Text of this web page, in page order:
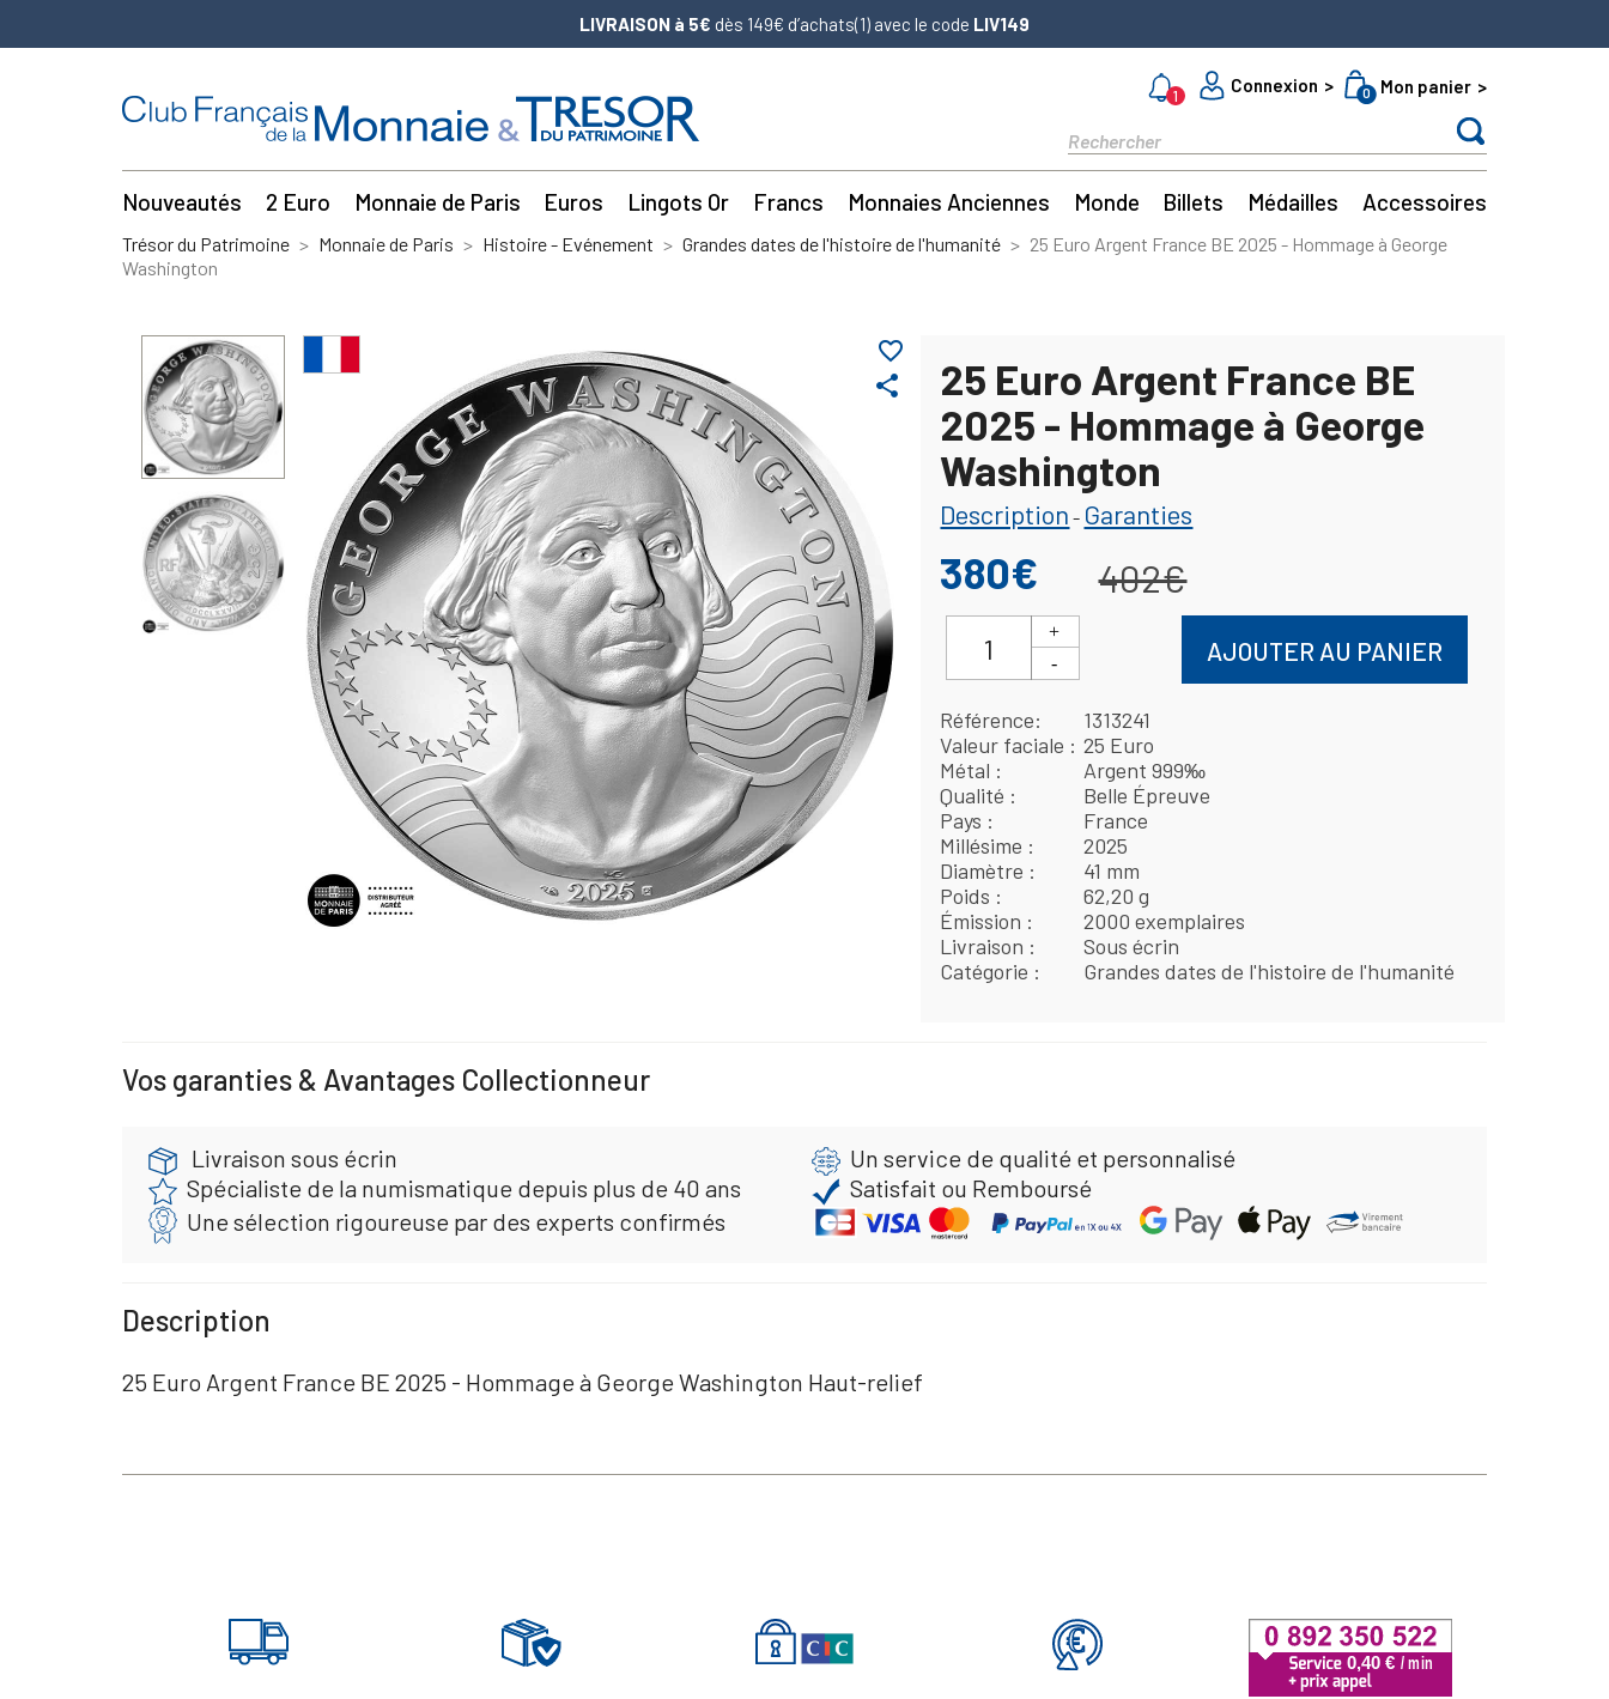
LIVRAISON à 5€ dès 149€ d’achats(1) avec le code LIV149
1
Connexion 0 Mon panier
Nouveautés 2 Euro Monnaie de Paris Euros Lingots Or Francs Monnaies Anciennes Monde Billets Médailles Accessoires
Trésor du Patrimoine Monnaie de Paris Histoire - Evénement Grandes dates de l'histoire de l'humanité
25 Euro Argent France BE 2025 - Hommage à George
Washington
share
favorite_border
25 Euro Argent France BE
2025 - Hommage à George
Washington
Description - Garanties
380€ 402€
AJOUTER AU PANIER
Référence
1313241
Valeur faciale
25 Euro
Métal
Argent 999‰
Qualité
Belle Épreuve
Pays
France
Millésime
2025
Diamètre
41 mm
Poids
62,20 g
Émission
2000 exemplaires
Livraison
Sous écrin
Catégorie
Grandes dates de l'histoire de l'humanité
Vos garanties & Avantages Collectionneur
Livraison sous écrin
Un service de qualité et personnalisé
Spécialiste de la numismatique depuis plus de 40 ans
Satisfait ou Remboursé
Une sélection rigoureuse par des experts confirmés
Description
25 Euro Argent France BE 2025 - Hommage à George Washington Haut-relief